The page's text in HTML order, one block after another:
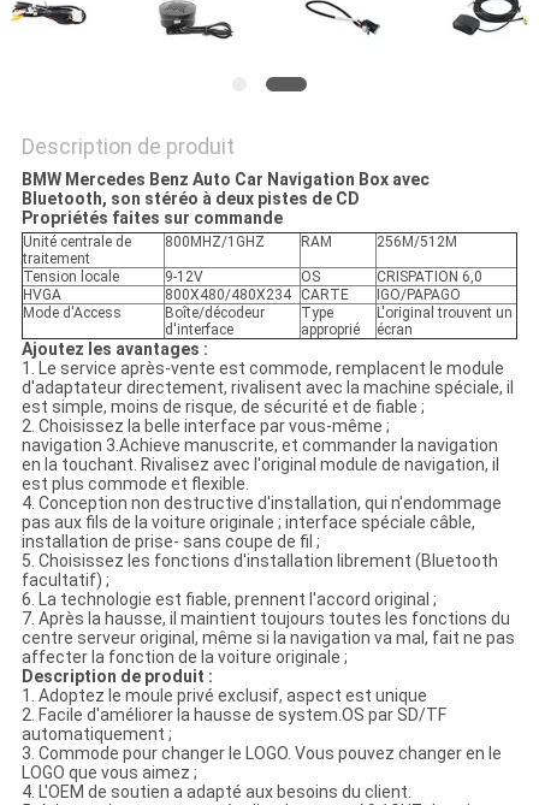
Description de produit
BMW Mercedes Benz Auto Car Navigation Box avec
Bluetooth, son stéréo à deux pistes de CD
Propriétés faites sur commande
Unité centrale de
traitement
800MHZ/1GHZ RAM 256M/512M
Tension locale 9-12V OS
CRISPATION 6,0
HVGA
800X480/480X234 CARTE
IGO/PAPAGO
Mode d'Access
Boîte/décodeur
d'interface
Type
approprié
L'original trouvent un
écran
Ajoutez les avantages :
1. Le service après-vente est commode, remplacent le module
d'adaptateur directement, rivalisent avec la machine spéciale, il
est simple, moins de risque, de sécurité et de fiable ;
2. Choisissez la belle interface par vous-même ;
navigation 3.Achieve manuscrite, et commander la navigation
en la touchant. Rivalisez avec l'original module de navigation, il
est plus commode et flexible.
4. Conception non destructive d'installation, qui n'endommage
pas aux fils de la voiture originale ; interface spéciale câble,
installation de prise- sans coupe de fil ;
5. Choisissez les fonctions d'installation librement (Bluetooth
facultatif) ;
6. La technologie est fiable, prennent l'accord original ;
7. Après la hausse, il maintient toujours toutes les fonctions du
centre serveur original, même si la navigation va mal, fait ne pas
affecter la fonction de la voiture originale ;
Description de produit :
1. Adoptez le moule privé exclusif, aspect est unique
2. Facile d'améliorer la hausse de system.OS par SD/TF
automatiquement ;
3. Commode pour changer le LOGO. Vous pouvez changer en le
LOGO que vous aimez ;
4. L'OEM de soutien a adapté aux besoins du client.